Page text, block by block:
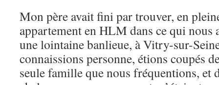
Mon père avait fini par trouver, en
appartement en HLM dans ce qui nous
une lointaine banlieue, à Vitry-sur-
connaissions personne, étions coupés
seule famille que nous fréquentions, et